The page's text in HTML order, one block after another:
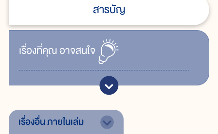
สารบัญ
เรื่ิองที่คุณอาจสนใจ
เรื่องอื่นภายในเล่ม